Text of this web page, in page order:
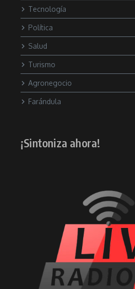
Tecnología
Política
Salud
Turismo
Agronegocio
Farándula
¡Sintoniza ahora!